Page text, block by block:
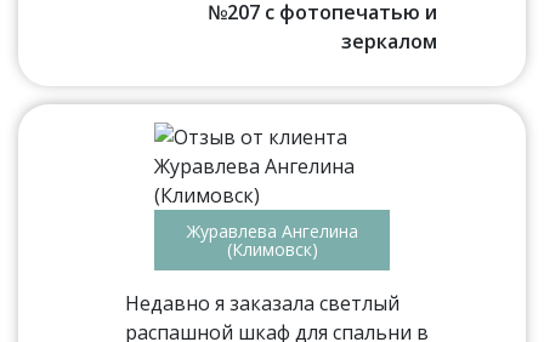
№207 с фотопечатью и
зеркалом
Журавлева Ангелина
(Климовск)
Недавно я заказала светлый
распашной шкаф для спальни в